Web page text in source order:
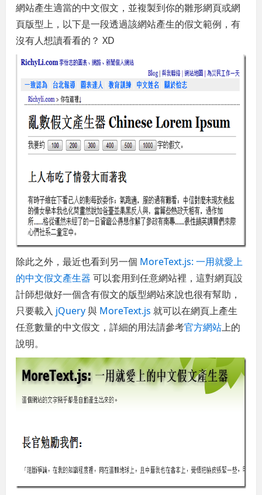
網站產生適當的中文假文，並複製到你的雛形網頁或網
頁版型上，以下是一段透過該網站產生的假文範例，有
沒有人想讀看看的？ XD
除此之外，最近也看到另一個 MoreText.js: 一用就愛上
的中文假文產生器 可以套用到任意網站裡，這對網頁設
計師想做好一個含有假文的版型網站來說也很有幫助，
只要載入 jQuery與 MoreText.js 就可以在網頁上產生
任意數量的中文假文，詳細的用法請參考官方網站上的
說明。